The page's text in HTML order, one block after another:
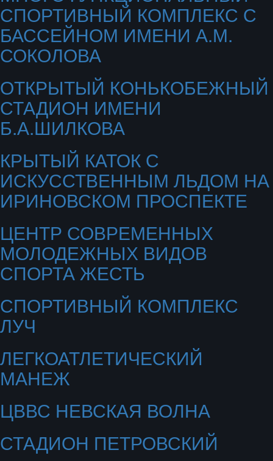
СПОРТИВНЫЙ КОМПЛЕКС С
БАССЕЙНОМ ИМЕНИ А.М.
СОКОЛОВА
ОТКРЫТЫЙ КОНЬКОБЕЖНЫЙ
СТАДИОН ИМЕНИ
Б.А.ШИЛКОВА
КРЫТЫЙ КАТОК С
ИСКУССТВЕННЫМ ЛЬДОМ НА
ИРИНОВСКОМ ПРОСПЕКТЕ
ЦЕНТР СОВРЕМЕННЫХ
МОЛОДЕЖНЫХ ВИДОВ
СПОРТА ЖЕСТЬ
СПОРТИВНЫЙ КОМПЛЕКС
ЛУЧ
ЛЕГКОАТЛЕТИЧЕСКИЙ
МАНЕЖ
ЦВВС НЕВСКАЯ ВОЛНА
СТАДИОН ПЕТРОВСКИЙ